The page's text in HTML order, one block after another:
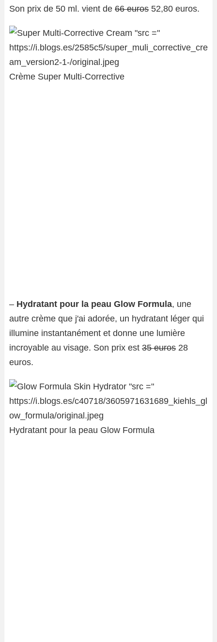
Son prix de 50 ml. vient de 66 euros 52,80 euros.
Crème Super Multi-Corrective
– Hydratant pour la peau Glow Formula, une
autre crème que j'ai adorée, un hydratant léger qui
illumine instantanément et donne une lumière
incroyable au visage. Son prix est 35 euros 28
euros.
Hydratant pour la peau Glow Formula